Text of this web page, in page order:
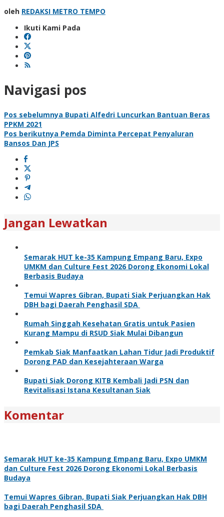
oleh REDAKSI METRO TEMPO
Ikuti Kami Pada
Navigasi pos
Pos sebelumnya Bupati Alfedri Luncurkan Bantuan Beras
PPKM 2021
Pos berikutnya Pemda Diminta Percepat Penyaluran
Bansos Dan JPS
Jangan Lewatkan
Semarak HUT ke-35 Kampung Empang Baru, Expo
UMKM dan Culture Fest 2026 Dorong Ekonomi Lokal
Berbasis Budaya
Temui Wapres Gibran, Bupati Siak Perjuangkan Hak
DBH bagi Daerah Penghasil SDA
Rumah Singgah Kesehatan Gratis untuk Pasien
Kurang Mampu di RSUD Siak Mulai Dibangun
Pemkab Siak Manfaatkan Lahan Tidur Jadi Produktif
Dorong PAD dan Kesejahteraan Warga
Bupati Siak Dorong KITB Kembali Jadi PSN dan
Revitalisasi Istana Kesultanan Siak
Komentar
Semarak HUT ke-35 Kampung Empang Baru, Expo UMKM
dan Culture Fest 2026 Dorong Ekonomi Lokal Berbasis
Budaya
Temui Wapres Gibran, Bupati Siak Perjuangkan Hak DBH
bagi Daerah Penghasil SDA